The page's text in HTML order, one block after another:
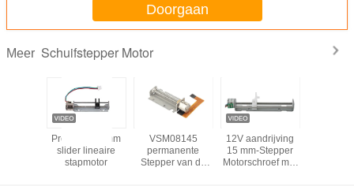
Doorgaan
Meer Schuifstepper Motor
Precision 10mm
slider lineaire
stapmotor
VSM08145
permanente
Stepper van de
12V aandrijving
15 mm-Stepper
Motorschroef met